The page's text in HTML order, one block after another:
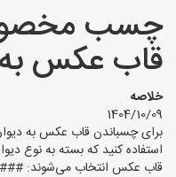
چسب
قاب عکس
خلاصه
1404/10/09
برای چسباندن قاب عکس به
استفاده کنید که بسته به نوع
قاب عکس انتخاب می‌شوند: ### **۱.